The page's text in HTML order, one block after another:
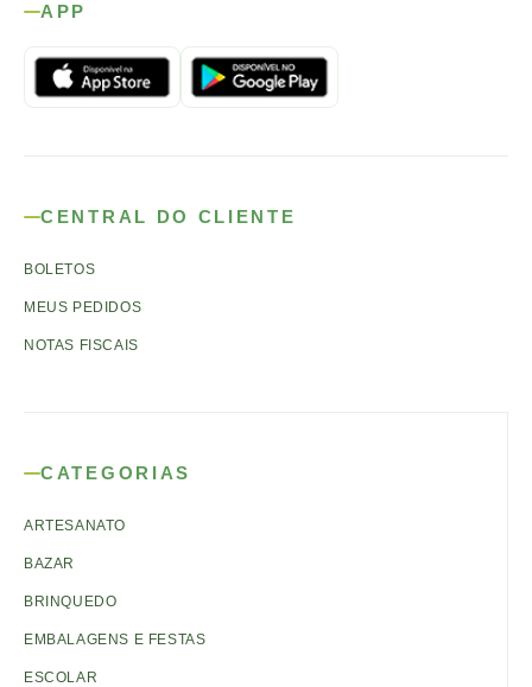
APP
CENTRAL DO CLIENTE
BOLETOS
MEUS PEDIDOS
NOTAS FISCAIS
CATEGORIAS
ARTESANATO
BAZAR
BRINQUEDO
EMBALAGENS E FESTAS
ESCOLAR